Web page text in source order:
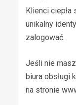
Klienci ciepła
unikalny
zalogować.
Jeśli nie
biura obsługi
na stronie